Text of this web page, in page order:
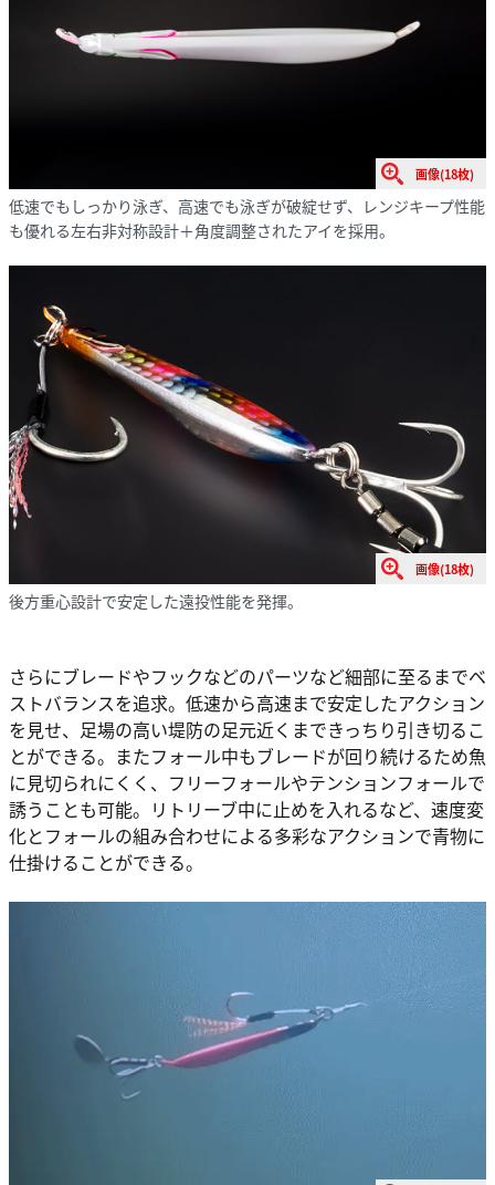
画像(18枚)
低速でもしっかり泳ぎ、高速でも泳ぎが破綻せず、レンジキープ性能
も優れる左右非対称設計＋角度調整されたアイを採用。
画像(18枚)
後方重心設計で安定した遠投性能を発揮。
さらにブレードやフックなどのパーツなど細部に至るまでベ
ストバランスを追求。低速から高速まで安定したアクション
を見せ、足場の高い堤防の足元近くまできっちり引き切るこ
とができる。またフォール中もブレードが回り続けるため魚
に見切られにくく、フリーフォールやテンションフォールで
誘うことも可能。リトリーブ中に止めを入れるなど、速度変
化とフォールの組み合わせによる多彩なアクションで青物に
仕掛けることができる。